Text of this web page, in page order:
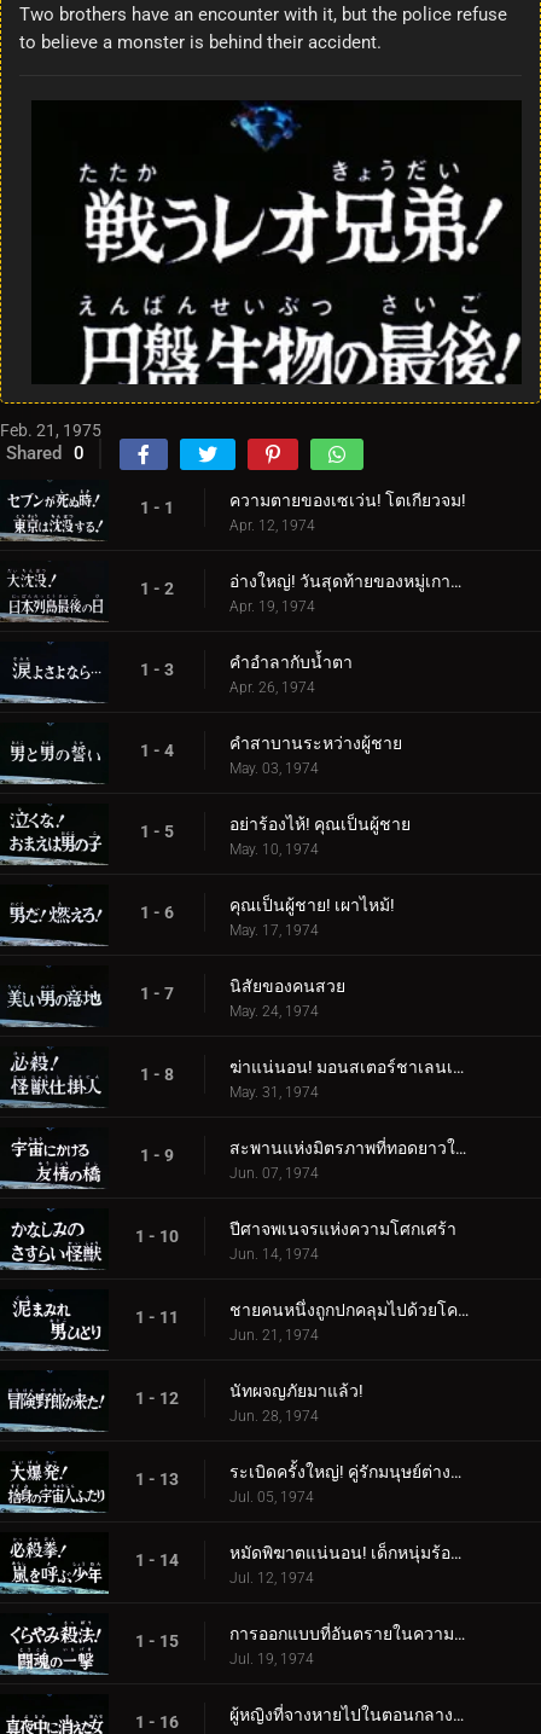
Two brothers have an encounter with it, but the police refuse
to believe a monster is behind their accident.
Feb. 21, 1975
Shared 0
1 - 1 ความตายของเซเว่น! โตเกียวจม!
Apr. 12, 1974
1 - 2 อ่างใหญ่! วันสุดท้ายของหมู่เกาะญี่ปุ่น
Apr. 19, 1974
1 - 3 คำอำลากับน้ำตา
Apr. 26, 1974
1 - 4 คำสาบานระหว่างผู้ชาย
May. 03, 1974
1 - 5 อย่าร้องไห้! คุณเป็นผู้ชาย
May. 10, 1974
1 - 6 คุณเป็นผู้ชาย! เผาไหม้!
May. 17, 1974
1 - 7 นิสัยของคนสวย
May. 24, 1974
1 - 8 ฆ่าแน่นอน! มอนสเตอร์ชาเลนเจอร์!
May. 31, 1974
1 - 9 สะพานแห่งมิตรภาพที่ทอดยาวในอวกาศ
Jun. 07, 1974
1 - 10 ปีศาจพเนจรแห่งความโศกเศร้า
Jun. 14, 1974
1 - 11 ชายคนหนึ่งถูกปกคลุมไปด้วยโคลน
Jun. 21, 1974
1 - 12 นัทผจญภัยมาแล้ว!
Jun. 28, 1974
1 - 13 ระเบิดครั้งใหญ่! คู่รักมนุษย์ต่างดาวผู้สิ้นหวัง
Jul. 05, 1974
1 - 14 หมัดพิฆาตแน่นอน! เด็กหนุ่มร้องเรียกเมื่อเกิดพายุ
Jul. 12, 1974
1 - 15 การออกแบบที่อันตรายในความมืด! โจมตีด้วยจิตวิญญาณแห่งการต่อสู้
Jul. 19, 1974
1 - 16 ผู้หญิงที่จางหายไปในตอนกลางคืน